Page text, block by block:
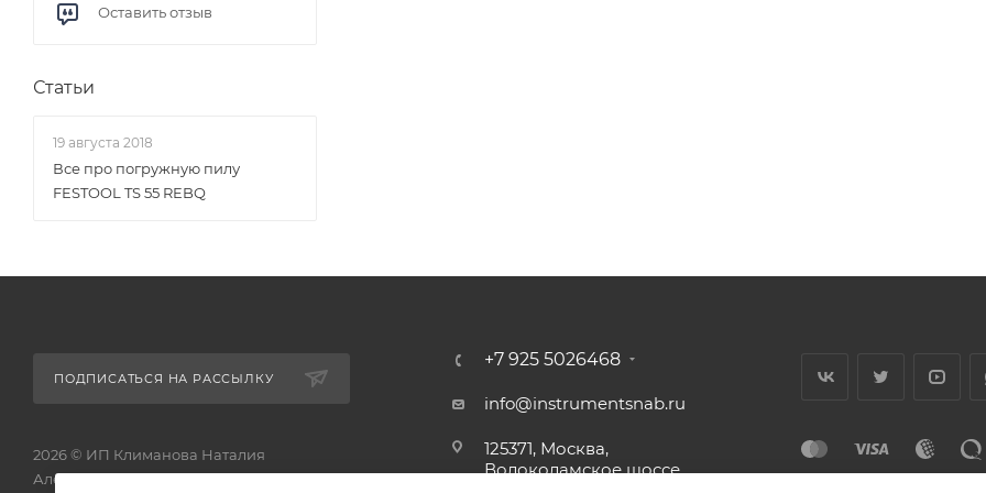
Оставить отзыв
Статьи
19 августа 2018
Все про погружную пилу
FESTOOL TS 55 REBQ
ПОДПИСАТЬСЯ НА РАССЫЛКУ
2026 © ИП Климанова Наталия
Александровна - интернет-магазин
+7 925 5026468
info@instrumentsnab.ru
125371, Москва,
Волоколамское шоссе,